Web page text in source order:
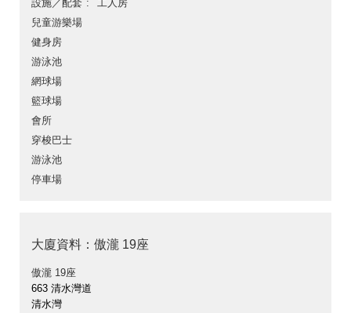
設施／配套
工人房
兒童游樂場
健身房
游泳池
網球場
籃球場
會所
穿梭巴士
游泳池
停車場
大廈資料：傲瀧 19座
傲瀧 19座
663 清水灣道
清水灣